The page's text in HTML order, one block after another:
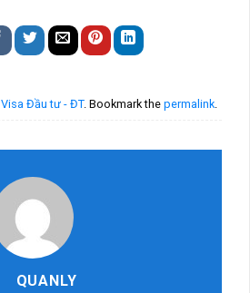
Visa Đầu tư - ĐT. Bookmark the permalink
QUANLY